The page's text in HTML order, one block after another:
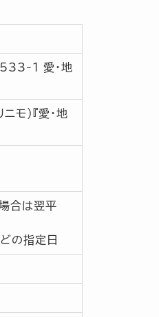
1 愛・地
モ）『愛・地
合は翌平
の指定日